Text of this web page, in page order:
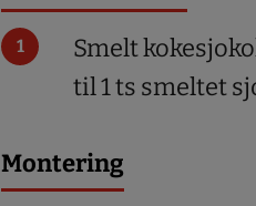
Smelt
til 1 ts smeltet
Montering